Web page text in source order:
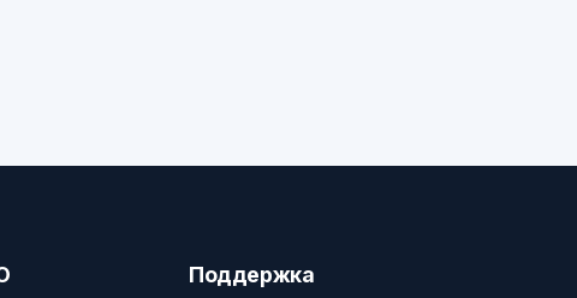
Поддержка